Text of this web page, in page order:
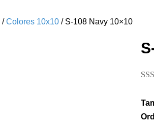
/Colores 10x10 / S-108 Navy 10×10
un